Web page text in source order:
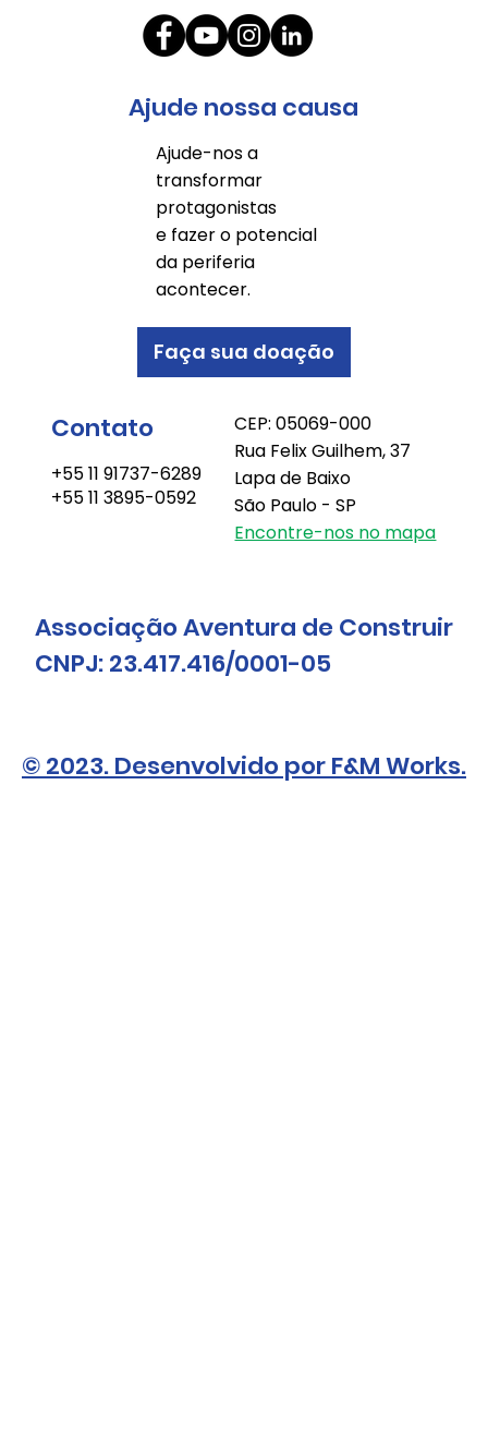
Ajude nossa causa
Ajude-nos a
transformar
protagonistas
e fazer o potencial
da periferia
acontecer.
Faça sua doação
Contato
+55 11 91737-6289
+55 11 3895-0592
CEP: 05069-000
Rua Felix Guilhem, 37
Lapa de Baixo
São Paulo - SP
Encontre-nos no mapa
© 2023. Desenvolvido por F&M Works.
Associação Aventura de Construir
CNPJ: 23.417.416/0001-05